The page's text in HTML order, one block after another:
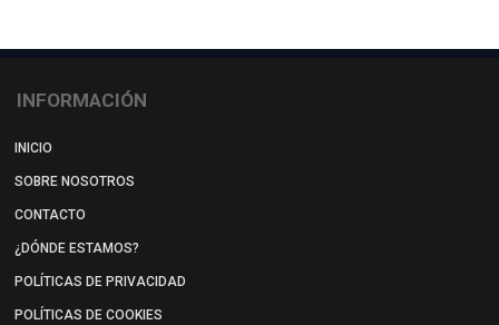
INFORMACIÓN
INICIO
SOBRE NOSOTROS
CONTACTO
¿DÓNDE ESTAMOS?
POLÍTICAS DE PRIVACIDAD
POLÍTICAS DE COOKIES